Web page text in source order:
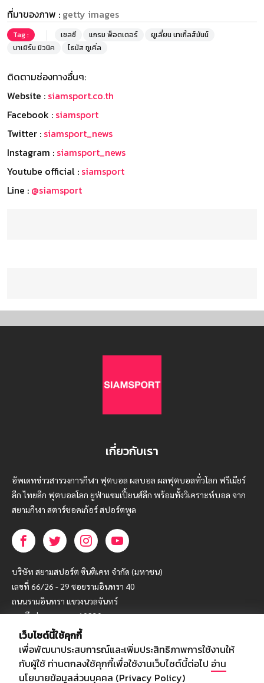
ที่มาของภาพ : getty images
Tag : เชลซี แกรม พ็อตเตอร์
ยูเลี่ยน นาเกิ้ลส์มันน์
บาเยิร์น มิวนิค
โธมัส ทูเคิ่ล
ติดตามช่องทางอื่นๆ:
Website : siamsport.co.th
Facebook : siamsport
Twitter : siamsport_news
Instagram : siamsport_news
Youtube official : siamsport
Line : @siamsport
เกี่ยวกับเรา
อัพเดทข่าวสารวงการกีฬา ฟุตบอล ผลบอล ผลฟุตบอลทั่วโลก ฟรีเมียร์
ลีก ไทยลีก ฟุตบอลโลก ยูฟ่าแซมเปี้ยนส์ลีก พร้อมทั้งวิเคราะห์บอล จาก
สยามกีฬา สตาร์ชอคเก้อร์ สปอร์ตพูล
บริษัท สยามสปอร์ต ซินติเคท จำกัด (มหาชน)
เลขที่ 66/26 - 29 ซอยรามอินทรา 40
ถนนรามอินทรา แขวงนวลจันทร์
เขตบึงกุ่ม กรุงเทพฯ 10230
โทร : 02-5088-000
อีเมล์ : webmaster@siamsport.co.th
เว็บไซต์ : www.siamsport.co.th
เว็บไซต์นี้ใช้คุกกี้
เพื่อพัฒนาประสบการณ์และเพิ่มประสิทธิภาพการใช้งานให้
กับผู้ใช้ ท่านตกลงใช้คุกกี้เพื่อใช้งานเว็บไซต์นี้ต่อไป อ่าน
นโยบายข้อมูลส่วนบุคคล (Privacy Policy)